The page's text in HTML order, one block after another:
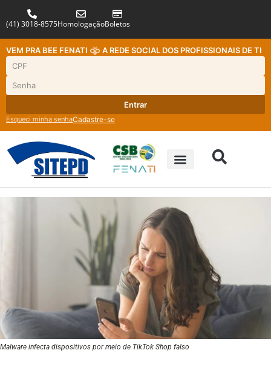
(41) 3018-8575HomologaçãoBoletos
VEM PRA BEE FENATI A REDE SOCIAL DOS PROFISSIONAIS DE TI
Entrar
Esqueci minha senhaCadastre-se
Malware infecta dispositivos por meio de TikTok Shop falso